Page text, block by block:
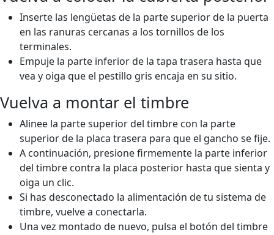
Inserte las lengüetas de la parte superior de la puerta
en las ranuras cercanas a los tornillos de los
terminales.
Empuje la parte inferior de la tapa trasera hasta que
vea y oiga que el pestillo gris encaja en su sitio.
Vuelva a montar el timbre
Alinee la parte superior del timbre con la parte
superior de la placa trasera para que el gancho se fije.
A continuación, presione firmemente la parte inferior
del timbre contra la placa posterior hasta que sienta y
oiga un clic.
Si has desconectado la alimentación de tu sistema de
timbre, vuelve a conectarla.
Una vez montado de nuevo, pulsa el botón del timbre